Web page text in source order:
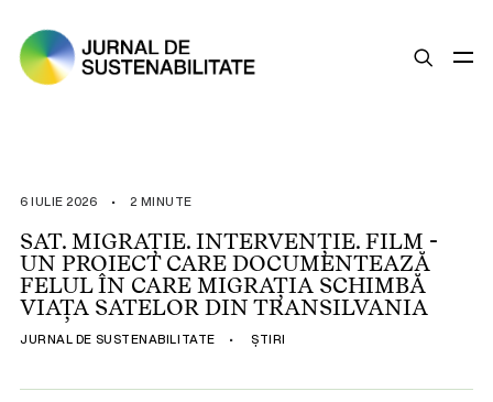
ȘTIRI
OPINII
ESG
LEGISLAȚIE
BUNE PRACTICI
6 IULIE 2026 • 2 MINUTE
SAT. MIGRAȚIE. INTERVENȚIE. FILM -
UN PROIECT CARE DOCUMENTEAZĂ
FELUL ÎN CARE MIGRAȚIA SCHIMBĂ
VIAȚA SATELOR DIN TRANSILVANIA
JURNAL DE SUSTENABILITATE • ȘTIRI